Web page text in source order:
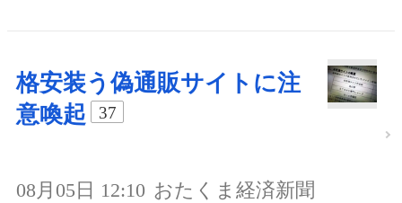
格安装う偽通販サイトに注
意喚起
37
08月05日 12:10 おたくま経済新聞